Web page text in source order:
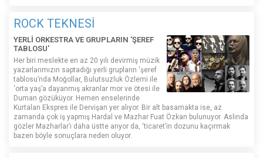
ROCK TEKNESİ
YERLİ ORKESTRA VE GRUPLARIN 'ŞEREF
TABLOSU'
Her biri meslekte en az 20 yılı devirmiş müzik
yazarlarımızın saptadığı yerli grupların ‘şeref
tablosu’nda Moğollar, Bulutsuzluk Özlemi ile
‘orta yaş’a dayanmış akranlar mor ve ötesi ile
Duman gözüküyor. Hemen enselerinde
Kurtalan Ekspres ile Dervişan yer alıyor. Bir alt basamakta ise, az
zamanda çok iş yapmış Hardal ve Mazhar Fuat Özkan bulunuyor. Aslında
gözler Mazharlar’ı daha üstte arıyor da, ‘ticaret’in dozunu kaçırmak
bazen böyle sonuçlara neden oluyor.